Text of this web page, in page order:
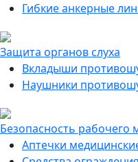
Гибкие анкерные
Защита органов слуха
Вкладыши
Наушники
Безопасность рабочего
Аптечки